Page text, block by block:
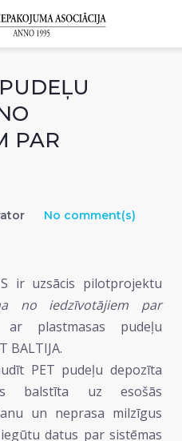
PAR
No comment(s)
ir uzsācis pilotprojektu
no iedzīvotājiem par
plastmasas pudeļu
BALTIJA.
PET pudeļu depozīta
balstīta uz esošās
un neprasa milzīgus
datus par sistēmas